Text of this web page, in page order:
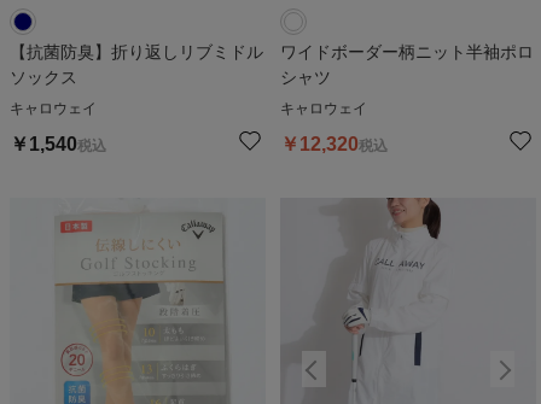
【抗菌防臭】折り返しリブミドル
ソックス
キャロウェイ
￥ 1,540税込
ワイドボーダー柄ニット半袖ポロ
シャツ
キャロウェイ
￥ 12,320税込